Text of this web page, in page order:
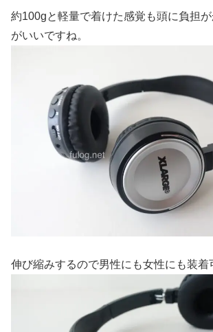
約100gと軽量で着けた感覚も頭に負担
がいいですね。
伸び縮みするので男性にも女性にも装着